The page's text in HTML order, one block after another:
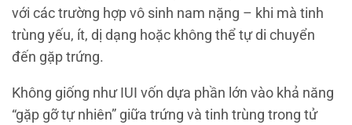
với các trường hợp vô sinh nam nặng – khi mà tinh
trùng yếu, ít, dị dạng hoặc không thể tự di chuyển
đến gặp trứng.
Không giống như IUI vốn dựa phần lớn vào khả năng
“gặp gỡ tự nhiên” giữa trứng và tinh trùng trong tử